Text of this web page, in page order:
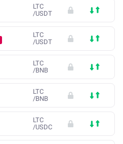
LTC
/USDT
LTC
/USDT
LTC
/BNB
LTC
/BNB
LTC
/USDC